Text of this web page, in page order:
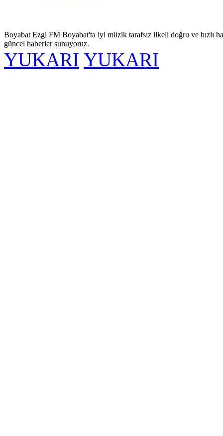
Boyabat Ezgi FM Boyabat'ta iyi müzik tarafsız ilkeli doğru ve hızlı
güncel haberler sunuyoruz.
YUKARI YUKARI